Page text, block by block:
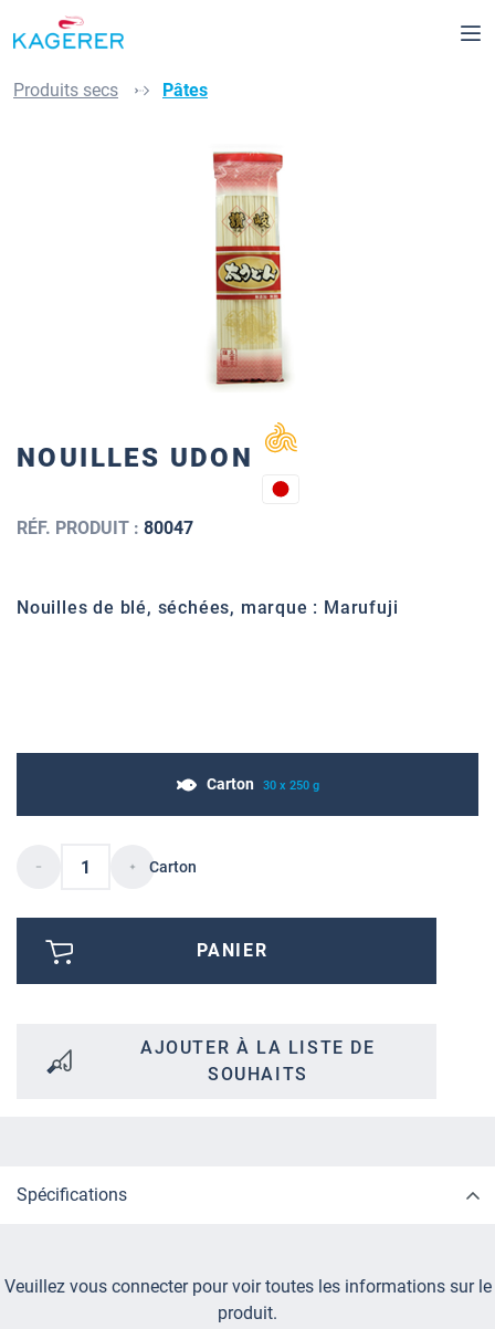
Passer au contenu principal
Produits secs Pâtes
NOUILLES UDON
RÉF. PRODUIT : 80047
Nouilles de blé, séchées, marque : Marufuji
Carton 30 x 250 g
Carton
PANIER
AJOUTER À LA LISTE DE
SOUHAITS
Spécifications
Veuillez vous connecter pour voir toutes les informations sur le
produit.